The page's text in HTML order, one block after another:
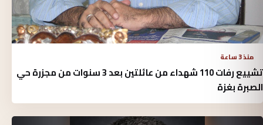
منذ 3 ساعة
تشييع رفات 110 شهداء من عائلتين بعد 3 سنوات من مجزرة حي
الصبرة بغزة